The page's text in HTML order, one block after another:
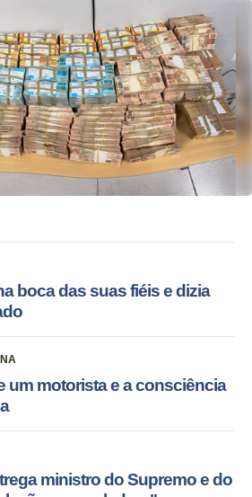
boca das suas fiéis e dizia
um motorista e a consciência
ministro do Supremo e do